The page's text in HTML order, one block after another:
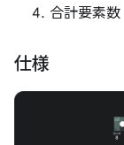
合計要素数
仕様